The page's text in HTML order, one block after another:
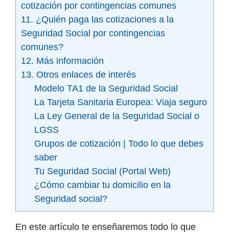
cotización por contingencias comunes
11. ¿Quién paga las cotizaciones a la
Seguridad Social por contingencias
comunes?
12. Más información
13. Otros enlaces de interés
Modelo TA1 de la Seguridad Social
La Tarjeta Sanitaria Europea: Viaja seguro
La Ley General de la Seguridad Social o
LGSS
Grupos de cotización | Todo lo que debes
saber
Tu Seguridad Social (Portal Web)
¿Cómo cambiar tu domicilio en la
Seguridad social?
En este artículo te enseñaremos todo lo que